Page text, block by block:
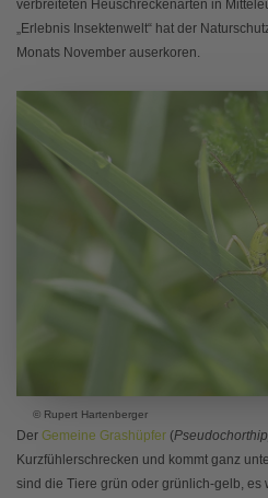
verbreiteten Heuschreckenarten in
„Erlebnis Insektenwelt“ hat der
Monats November auserkoren.
© Rupert Hartenberger
Der Gemeine Grashüpfer (
Kurzfühlerschrecken und kommt ganz
sind die Tiere grün oder grünlich-gelb, es